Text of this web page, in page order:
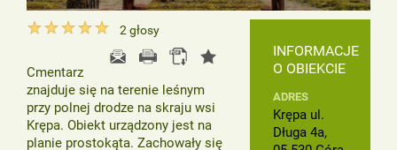
2głosy
INFORMACJE
O OBIEKCIE
ADRES
Krępa ul.
Długa 4a,
Cmentarz
znajduje się na terenie leśnym
przy polnej drodze na skraju wsi
Krępa. Obiekt urządzony jest na
planie prostokąta. Zachowały się